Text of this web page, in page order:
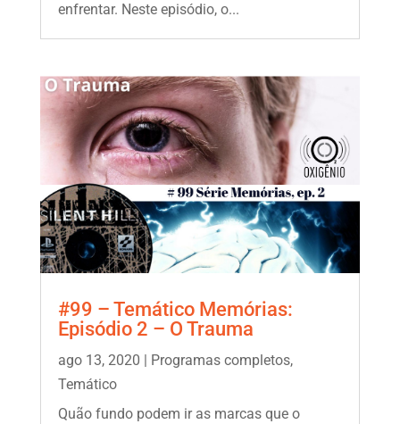
enfrentar. Neste episódio, o...
#99 – Temático Memórias:
Episódio 2 – O Trauma
ago 13, 2020 | Programas completos,
Temático
Quão fundo podem ir as marcas que o